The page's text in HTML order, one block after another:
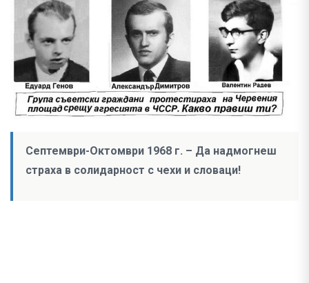
Септември-Октомври 1968 г. – Да надмогнеш
страха в солидарност с чехи и словаци!